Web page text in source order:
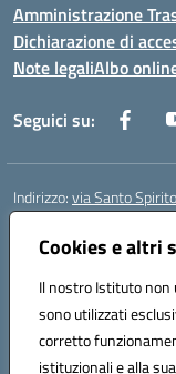
Cookies e altri
Il nostro Istituto
sono utilizzati
corretto
istituzionali e alla
Amministrazione
Dichiarazione di
Note legaliAlbo
Seguici su:
Indirizzo:via Santo
Centralino:
Posta elettronica
Codice fiscale:
Codice meccanografico:
Codice Indice delle
Codice unico di